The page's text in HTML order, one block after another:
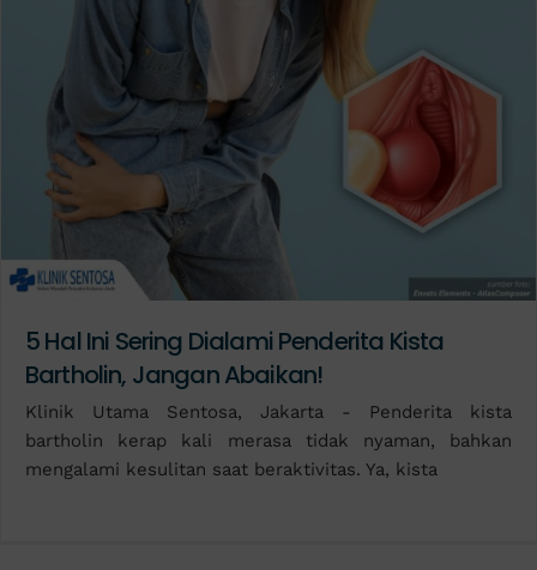
5 Hal Ini Sering Dialami Penderita Kista
Bartholin, Jangan Abaikan!
Klinik Utama Sentosa, Jakarta - Penderita kista
bartholin kerap kali merasa tidak nyaman, bahkan
mengalami kesulitan saat beraktivitas. Ya, kista